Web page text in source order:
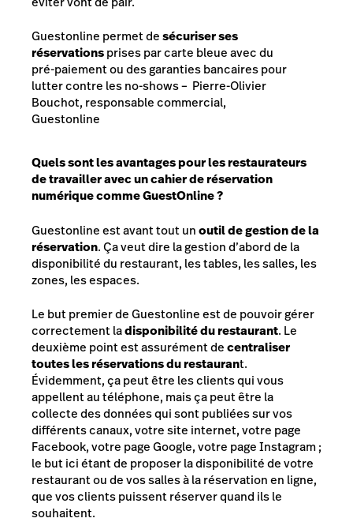
Guestonline permet desécuriser ses
réservationsprises par carte bleue avec du
pré-paiement ou des garanties bancaires pour
lutter contre les no-shows – Pierre-Olivier
Bouchot, responsable commercial,
Guestonline
Quels sont les avantages pour les restaurateurs
de travailler avec un cahier de réservation
numérique comme GuestOnline ?
Guestonline est avant tout unoutil de gestion de la
réservation. Ça veut dire la gestion d’abord de la
disponibilité du restaurant, les tables, les salles, les
zones, les espaces.
Le but premier de Guestonline est de pouvoir gérer
correctement ladisponibilité du restaurant. Le
deuxième point est assurément decentraliser
toutes les réservations du restaurant.
Évidemment, ça peut être les clients qui vous
appellent au téléphone, mais ça peut être la
collecte des données qui sont publiées sur vos
différents canaux, votre site internet, votre page
Facebook, votre page Google, votre page Instagram ;
le but ici étant de proposer la disponibilité de votre
restaurant ou de vos salles à la réservation en ligne,
que vos clients puissent réserver quand ils le
souhaitent.